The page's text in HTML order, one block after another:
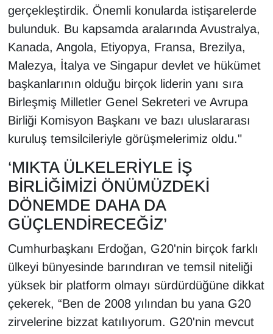
gerçekleştirdik. Önemli konularda istişarelerde
bulunduk. Bu kapsamda aralarında Avustralya,
Kanada, Angola, Etiyopya, Fransa, Brezilya,
Malezya, İtalya ve Singapur devlet ve hükümet
başkanlarının olduğu birçok liderin yanı sıra
Birleşmiş Milletler Genel Sekreteri ve Avrupa
Birliği Komisyon Başkanı ve bazı uluslararası
kuruluş temsilcileriyle görüşmelerimiz oldu."
‘MIKTA ÜLKELERİYLE İŞ
BİRLİĞİMİZİ ÖNÜMÜZDEKİ
DÖNEMDE DAHA DA
GÜÇLENDİRECEĞİZ’
Cumhurbaşkanı Erdoğan, G20'nin birçok farklı
ülkeyi bünyesinde barındıran ve temsil niteliği
yüksek bir platform olmayı sürdürdüğüne dikkat
çekerek, “Ben de 2008 yılından bu yana G20
zirvelerine bizzat katılıyorum. G20'nin mevcut